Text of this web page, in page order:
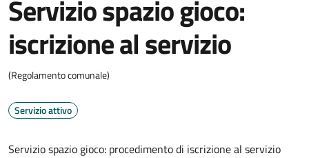
Servizio spazio gioco:
iscrizione al servizio
(Regolamento comunale)
Servizio attivo
Servizio spazio gioco: procedimento di iscrizione al servizio